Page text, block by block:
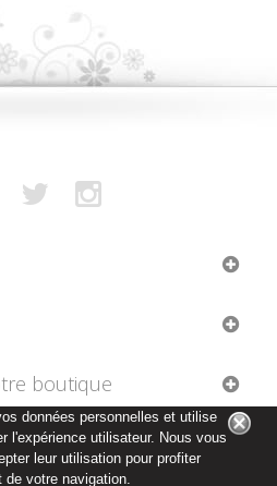
données personnelles et utilise
l'expérience utilisateur. Nous vous
leur utilisation pour profiter
de votre navigation.
boutique